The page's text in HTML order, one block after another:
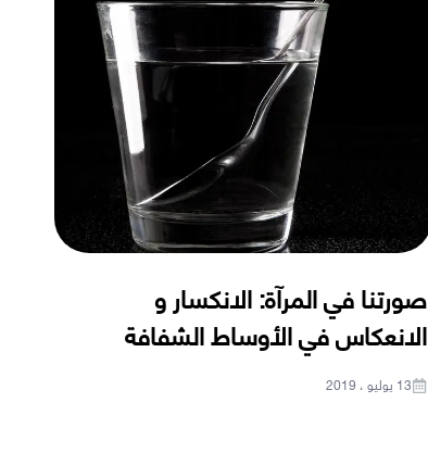
صورتنا في المرآة: الانكسار و
الانعكاس في الأوساط الشفافة
13 يوليو ، 2019